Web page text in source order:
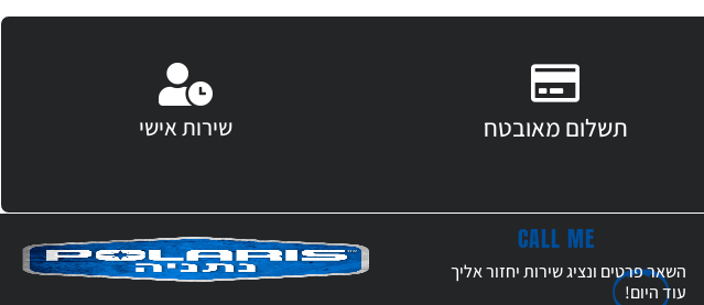
תשלום מאובטח שירות אישי
CALL ME
השאר פרטים ונציג שירות יחזור אליך
עודהיום!